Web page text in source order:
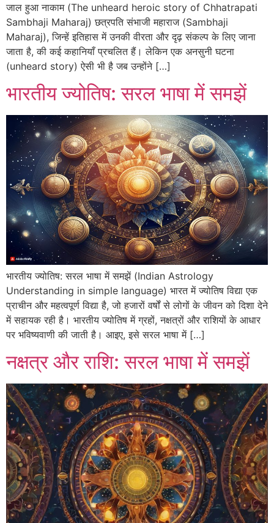
जाल हुआ नाकाम (The unheard heroic story of Chhatrapati
Sambhaji Maharaj) छत्रपति संभाजी महाराज (Sambhaji
Maharaj), जिन्हें इतिहास में उनकी वीरता और दृढ़ संकल्प के लिए जाना
जाता है, की कई कहानियाँ प्रचलित हैं। लेकिन एक अनसुनी घटना
(unheard story) ऐसी भी है जब उन्होंने […]
भारतीय ज्योतिष: सरल भाषा में समझें
भारतीय ज्योतिष: सरल भाषा में समझें (Indian Astrology
Understanding in simple language) भारत में ज्योतिष विद्या एक
प्राचीन और महत्वपूर्ण विद्या है, जो हजारों वर्षों से लोगों के जीवन को दिशा देने
में सहायक रही है। भारतीय ज्योतिष में ग्रहों, नक्षत्रों और राशियों के आधार
पर भविष्यवाणी की जाती है। आइए, इसे सरल भाषा में […]
नक्षत्र और राशि: सरल भाषा में समझें